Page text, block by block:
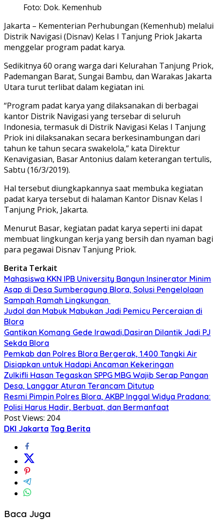
Foto: Dok. Kemenhub
Jakarta – Kementerian Perhubungan (Kemenhub) melalui
Distrik Navigasi (Disnav) Kelas I Tanjung Priok Jakarta
menggelar program padat karya.
Sedikitnya 60 orang warga dari Kelurahan Tanjung Priok,
Pademangan Barat, Sungai Bambu, dan Warakas Jakarta
Utara turut terlibat dalam kegiatan ini.
“Program padat karya yang dilaksanakan di berbagai
kantor Distrik Navigasi yang tersebar di seluruh
Indonesia, termasuk di Distrik Navigasi Kelas I Tanjung
Priok ini dilaksanakan secara berkesinambungan dari
tahun ke tahun secara swakelola,” kata Direktur
Kenavigasian, Basar Antonius dalam keterangan tertulis,
Sabtu (16/3/2019).
Hal tersebut diungkapkannya saat membuka kegiatan
padat karya tersebut di halaman Kantor Disnav Kelas I
Tanjung Priok, Jakarta.
Menurut Basar, kegiatan padat karya seperti ini dapat
membuat lingkungan kerja yang bersih dan nyaman bagi
para pegawai Disnav Tanjung Priok.
Berita Terkait
Mahasiswa KKN IPB University Bangun Insinerator Minim
Asap di Desa Sumberagung Blora, Solusi Pengelolaan
Sampah Ramah Lingkungan ‎
Judol dan Mabuk Mabukan Jadi Pemicu Perceraian di
Blora
Gantikan Komang Gede Irawadi,Dasiran Dilantik Jadi PJ
Sekda Blora
Pemkab dan Polres Blora Bergerak, 1.400 Tangki Air
Disiapkan untuk Hadapi Ancaman Kekeringan
Zulkifli Hasan Tegaskan SPPG MBG Wajib Serap Pangan
Desa, Langgar Aturan Terancam Ditutup
Resmi Pimpin Polres Blora, AKBP Inggal Widya Pradana:
Polisi Harus Hadir, Berbuat, dan Bermanfaat
Post Views: 204
DKI Jakarta Tag Berita
Baca Juga